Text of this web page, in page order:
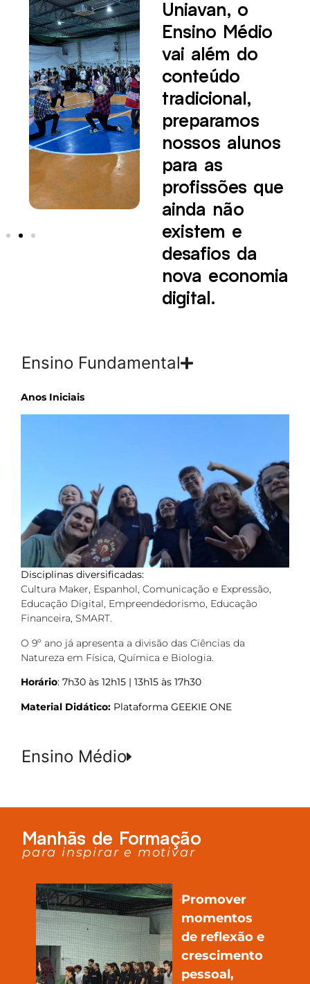
Uniavan, o
Ensino Médio
vai além do
conteúdo
tradicional,
preparamos
nossos alunos
para as
profissões que
ainda não
existem e
desafios da
nova economia
digital.
Ensino Fundamental
Anos Iniciais
Disciplinas diversificadas:
Cultura Maker, Espanhol, Comunicação e Expressão,
Educação Digital, Empreendedorismo, Educação
Financeira, SMART.
O 9º ano já apresenta a divisão das Ciências da
Natureza em Física, Química e Biologia.
Horário: 7h30 às 12h15 | 13h15 às 17h30
Material Didático: Plataforma GEEKIE ONE
Ensino Médio
Manhãs de Formação
para inspirar e motivar
Promover
momentos
de reflexão e
crescimento
pessoal,